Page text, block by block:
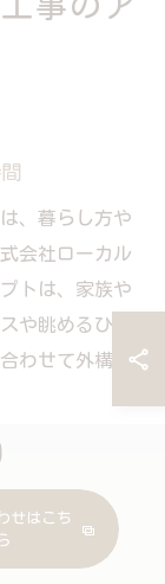
、暮らし方や
会社ローカル
トは、家族や
や眺めるひと
わせて外構空
風など地域特
の配置など、
ごし方に合わ
せはこち